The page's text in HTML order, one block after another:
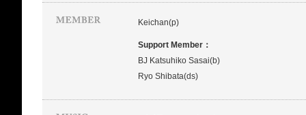
Keichan(p)
Support Member：
BJ Katsuhiko Sasai(b)
Ryo Shibata(ds)